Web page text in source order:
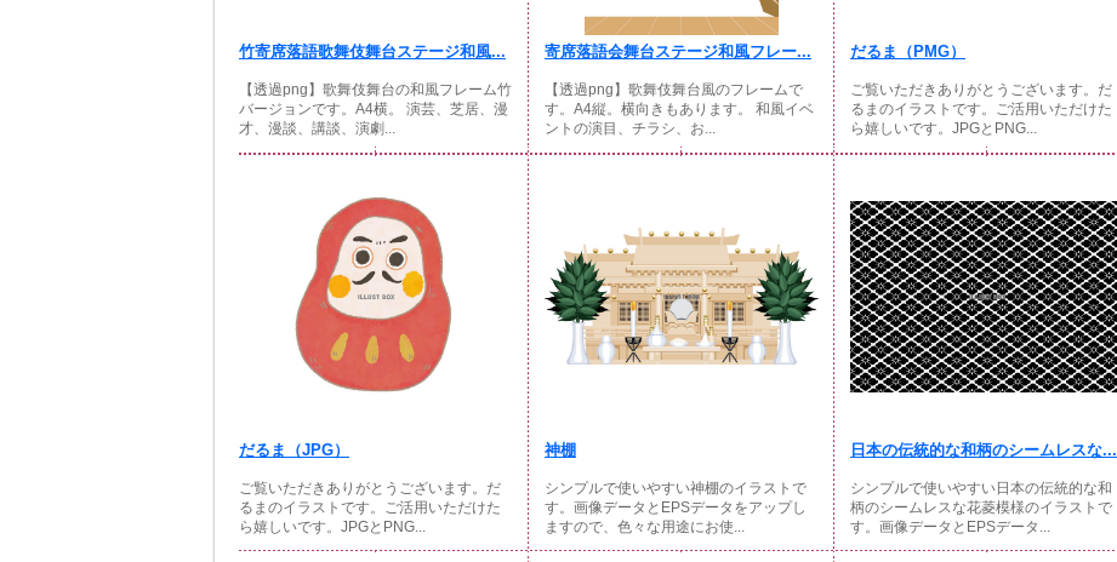
竹寄席落語歌舞伎舞台ステージ和風...
【透過png】歌舞伎舞台の和風フレーム竹
バージョンです。A4横。 演芸、芝居、漫
才、漫談、講談、演劇...
寄席落語会舞台ステージ和風フレー...
【透過png】歌舞伎舞台風のフレームで
す。A4縦。横向きもあります。 和風イベ
ントの演目、チラシ、お...
だるま（PMG）
ご覧いただきありがとうございます。だ
るまのイラストです。ご活用いただけた
ら嬉しいです。JPGとPNG...
だるま（JPG）
ご覧いただきありがとうございます。だ
るまのイラストです。ご活用いただけた
ら嬉しいです。JPGとPNG...
神棚
シンプルで使いやすい神棚のイラストで
す。画像データとEPSデータをアップし
ますので、色々な用途にお使...
日本の伝統的な和柄のシームレスな...
シンプルで使いやすい日本の伝統的な和
柄のシームレスな花菱模様のイラストで
す。画像データとEPSデータ...